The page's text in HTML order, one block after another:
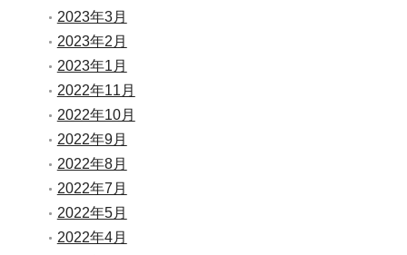
2023年3月
2023年2月
2023年1月
2022年11月
2022年10月
2022年9月
2022年8月
2022年7月
2022年5月
2022年4月